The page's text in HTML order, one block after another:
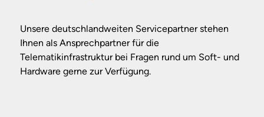
Unsere deutschlandweiten Servicepartner stehen
Ihnen als Ansprechpartner für die
Telematikinfrastruktur bei Fragen rund um Soft- und
Hardware gerne zur Verfügung.